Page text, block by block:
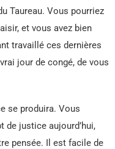
Taureau. Vous pourriez
et vous avez bien
travaillé ces dernières
jour de congé, de vous
se produira. Vous
de justice aujourd’hui,
pensée. Il est facile de